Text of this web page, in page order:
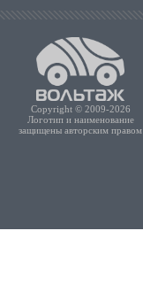
Copyright © 2009-2026
Логотип и наименование
защищены авторским правом